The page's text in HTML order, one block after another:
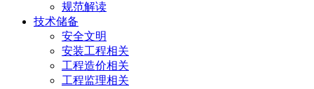
规范解读
技术储备
安全文明
安装工程相关
工程造价相关
工程监理相关